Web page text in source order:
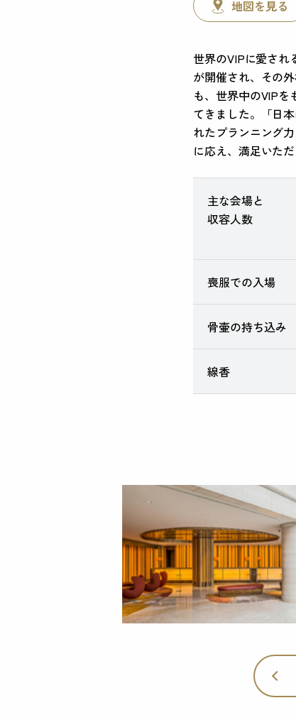
地図を見る
世界のVIPに愛され
が開催され、その
も、世界中のVIPを
てきました。「日
れたプランニング
に応え、満足いた
主な会場と
収容人数
喪服での入場
骨壷の持ち込み
線香